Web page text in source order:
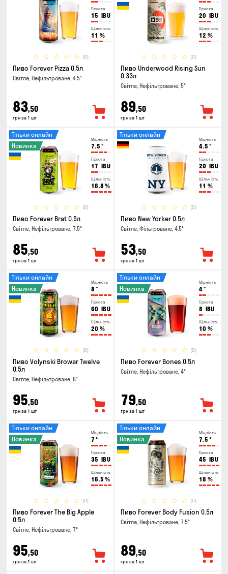
Гіркота
15 IBU
Щільність
11 %
(0)
Пиво Forever Pizza 0.5л
Світле, Нефільтроване, 4.5°
83,50
грн за 1 шт
Гіркота
20 IBU
Щільність
12 %
(0)
Пиво Underwood Rising Sun
0.33л
Світле, Нефільтроване, 5°
89,50
грн за 1 шт
Міцність
7.5 °
Гіркота
17 IBU
Щільність
16.8 %
(0)
Тільки онлайн
Новинка
Пиво Forever Brat 0.5л
Світле, Нефільтроване, 7.5°
85,50
грн за 1 шт
Міцність
4.5 °
Гіркота
20 IBU
Щільність
11 %
(0)
Тільки онлайн
Пиво New Yorker 0.5л
Світле, Фільтроване, 4.5°
53,50
грн за 1 шт
Міцність
8 °
Гіркота
60 IBU
Щільність
20 %
(0)
Тільки онлайн
Новинка
Пиво Volynski Browar Twelve
0.5л
Світле, Нефільтроване, 8°
95,50
грн за 1 шт
Міцність
4°
Гіркота
8 IBU
Щільність
10 %
(0)
Тільки онлайн
Новинка
Пиво Forever Bones 0.5л
Світле, Нефільтроване, 4°
79,50
грн за 1 шт
Міцність
7 °
Гіркота
35 IBU
Щільність
16.5 %
(0)
Тільки онлайн
Новинка
Пиво Forever The Big Apple
0.5л
Світле, Нефільтроване, 7°
95,50
грн за 1 шт
Міцність
7.5 °
Гіркота
45 IBU
Щільність
18 %
(0)
Тільки онлайн
Новинка
Пиво Forever Body Fusion 0.5л
Світле, Нефільтроване, 7.5°
89,50
грн за 1 шт